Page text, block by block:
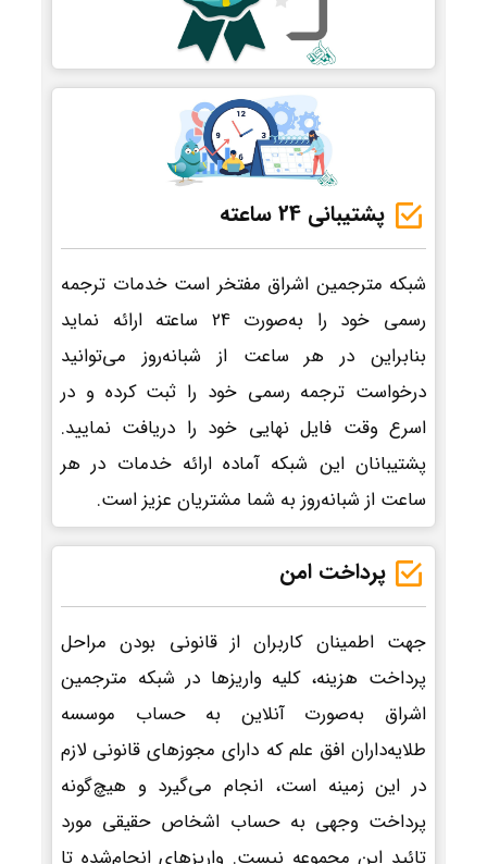
پشتیبانی 24 ساعته
شبکه مترجمین اشراق مفتخر است خدمات ترجمه
رسمی خود را به‌صورت 24 ساعته ارائه نماید
بنابراین در هر ساعت از شبانه‌روز می‌توانید
درخواست ترجمه رسمی خود را ثبت کرده و در
اسرع وقت فایل نهایی خود را دریافت نمایید.
پشتیبانان این شبکه آماده ارائه خدمات در هر
ساعت از شبانه‌روز به شما مشتریان عزیز است.
پرداخت امن
جهت اطمینان کاربران از قانونی بودن مراحل
پرداخت هزینه، کلیه واریزها در شبکه مترجمین
اشراق به‌صورت آنلاین به حساب موسسه
طلایه‌داران افق علم که دارای مجوزهای قانونی لازم
در این زمینه است، انجام می‌گیرد و هیچ‌گونه
پرداخت وجهی به حساب اشخاص حقیقی مورد